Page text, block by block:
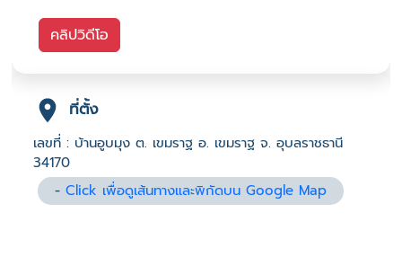
คลิปวิดีโอ
ที่ตั้ง
เลขที่ : บ้านอูบมุง ต. เขมราฐ อ. เขมราฐ จ. อุบลราชธานี
34170
-Click เพื่อดูเส้นทางและพิกัดบน Google Map